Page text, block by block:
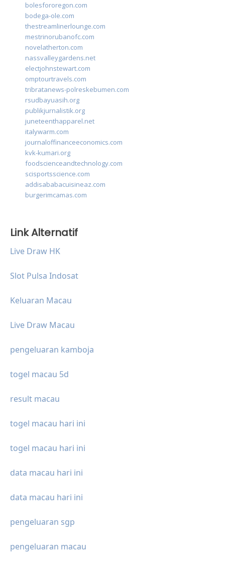
bolesfororegon.com
bodega-ole.com
thestreamlinerlounge.com
mestrinorubanofc.com
novelatherton.com
nassvalleygardens.net
electjohnstewart.com
omptourtravels.com
tribratanews-polreskebumen.com
rsudbayuasih.org
publikjurnalistik.org
juneteenthapparel.net
italywarm.com
journaloffinanceeconomics.com
kvk-kumari.org
foodscienceandtechnology.com
scisportsscience.com
addisababacuisineaz.com
burgerimcamas.com
Link Alternatif
Live Draw HK
Slot Pulsa Indosat
Keluaran Macau
Live Draw Macau
pengeluaran kamboja
togel macau 5d
result macau
togel macau hari ini
togel macau hari ini
data macau hari ini
data macau hari ini
pengeluaran sgp
pengeluaran macau